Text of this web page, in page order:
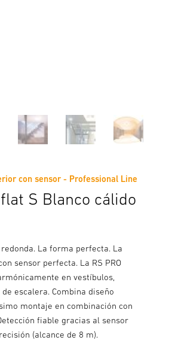
con sensor - Professional Line
flat S Blanco cálido
La forma perfecta. La
sensor perfecta. La RS PRO
en vestíbulos,
escalera. Combina diseño
montaje en combinación con
fiable gracias al sensor
(alcance de 8 m).